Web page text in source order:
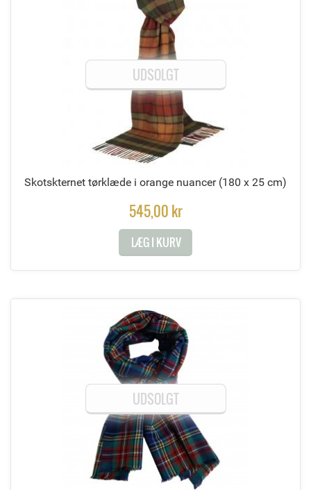
UDSOLGT
Skotskternet tørklæde i orange nuancer (180 x 25 cm)
545,00 kr
LÆG I KURV
UDSOLGT